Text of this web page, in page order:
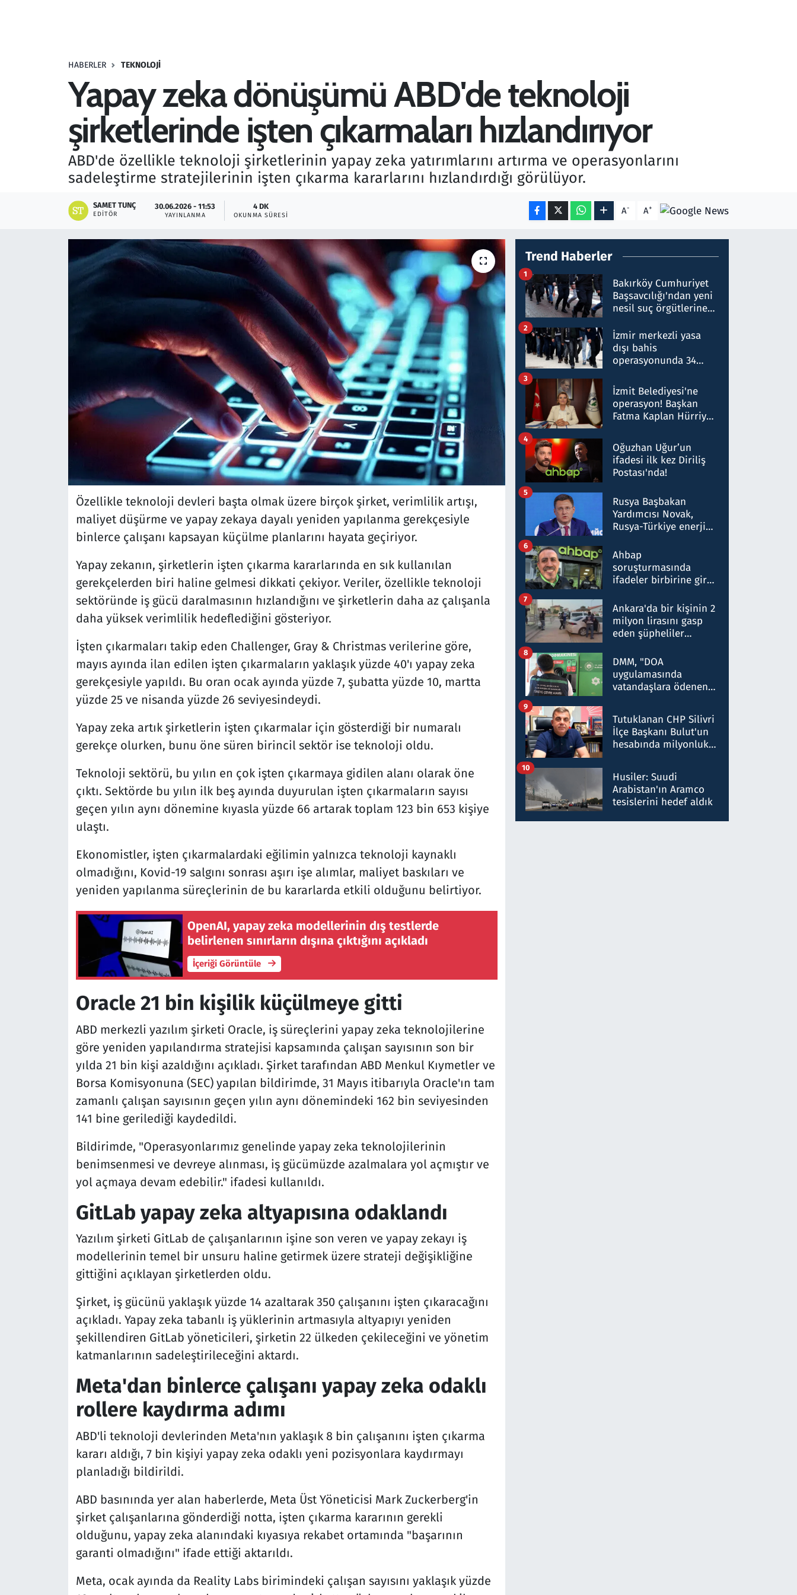
HABERLER TEKNOLOJI
Yapay zeka dönüşümü ABD'de teknoloji
şirketlerinde işten çıkarmaları hızlandırıyor
ABD'de özellikle teknoloji şirketlerinin yapay zeka yatırımlarını artırma ve operasyonlarını
sadeleştirme stratejilerinin işten çıkarma kararlarını hızlandırdığı görülüyor.
SAMET TUNÇ
EDITÖR
30.06.2026 - 11:53
YAYINLANMA
4 DK
OKUNMA SÜRESI A- A+
Özellikle teknoloji devleri başta olmak üzere birçok şirket, verimlilik artışı,
maliyet düşürme ve yapay zekaya dayalı yeniden yapılanma gerekçesiyle
binlerce çalışanı kapsayan küçülme planlarını hayata geçiriyor.
Yapay zekanın, şirketlerin işten çıkarma kararlarında en sık kullanılan
gerekçelerden biri haline gelmesi dikkati çekiyor. Veriler, özellikle teknoloji
sektöründe iş gücü daralmasının hızlandığını ve şirketlerin daha az çalışanla
daha yüksek verimlilik hedeflediğini gösteriyor.
İşten çıkarmaları takip eden Challenger, Gray & Christmas verilerine göre,
mayıs ayında ilan edilen işten çıkarmaların yaklaşık yüzde 40'ı yapay zeka
gerekçesiyle yapıldı. Bu oran ocak ayında yüzde 7, şubatta yüzde 10, martta
yüzde 25 ve nisanda yüzde 26 seviyesindeydi.
Yapay zeka artık şirketlerin işten çıkarmalar için gösterdiği bir numaralı
gerekçe olurken, bunu öne süren birincil sektör ise teknoloji oldu.
Teknoloji sektörü, bu yılın en çok işten çıkarmaya gidilen alanı olarak öne
çıktı. Sektörde bu yılın ilk beş ayında duyurulan işten çıkarmaların sayısı
geçen yılın aynı dönemine kıyasla yüzde 66 artarak toplam 123 bin 653 kişiye
ulaştı.
Ekonomistler, işten çıkarmalardaki eğilimin yalnızca teknoloji kaynaklı
olmadığını, Kovid-19 salgını sonrası aşırı işe alımlar, maliyet baskıları ve
yeniden yapılanma süreçlerinin de bu kararlarda etkili olduğunu belirtiyor.
OpenAI, yapay zeka modellerinin dış testlerde
belirlenen sınırların dışına çıktığını açıkladı
İçeriği Görüntüle
Oracle 21 bin kişilik küçülmeye gitti
ABD merkezli yazılım şirketi Oracle, iş süreçlerini yapay zeka teknolojilerine
göre yeniden yapılandırma stratejisi kapsamında çalışan sayısının son bir
yılda 21 bin kişi azaldığını açıkladı. Şirket tarafından ABD Menkul Kıymetler ve
Borsa Komisyonuna (SEC) yapılan bildirimde, 31 Mayıs itibarıyla Oracle'ın tam
zamanlı çalışan sayısının geçen yılın aynı dönemindeki 162 bin seviyesinden
141 bine gerilediği kaydedildi.
Bildirimde, "Operasyonlarımız genelinde yapay zeka teknolojilerinin
benimsenmesi ve devreye alınması, iş gücümüzde azalmalara yol açmıştır ve
yol açmaya devam edebilir." ifadesi kullanıldı.
GitLab yapay zeka altyapısına odaklandı
Yazılım şirketi GitLab de çalışanlarının işine son veren ve yapay zekayı iş
modellerinin temel bir unsuru haline getirmek üzere strateji değişikliğine
gittiğini açıklayan şirketlerden oldu.
Şirket, iş gücünü yaklaşık yüzde 14 azaltarak 350 çalışanını işten çıkaracağını
açıkladı. Yapay zeka tabanlı iş yüklerinin artmasıyla altyapıyı yeniden
şekillendiren GitLab yöneticileri, şirketin 22 ülkeden çekileceğini ve yönetim
katmanlarının sadeleştirileceğini aktardı.
Meta'dan binlerce çalışanı yapay zeka odaklı
rollere kaydırma adımı
ABD'li teknoloji devlerinden Meta'nın yaklaşık 8 bin çalışanını işten çıkarma
kararı aldığı, 7 bin kişiyi yapay zeka odaklı yeni pozisyonlara kaydırmayı
planladığı bildirildi.
ABD basınında yer alan haberlerde, Meta Üst Yöneticisi Mark Zuckerberg'in
şirket çalışanlarına gönderdiği notta, işten çıkarma kararının gerekli
olduğunu, yapay zeka alanındaki kıyasıya rekabet ortamında "başarının
garanti olmadığını" ifade ettiği aktarıldı.
Meta, ocak ayında da Reality Labs birimindeki çalışan sayısını yaklaşık yüzde
Trend Haberler
Bakırköy Cumhuriyet
Başsavcılığı'ndan yeni
nesil suç örgütlerine
hakkında gözaltı kararı
1
İzmir merkezli yasa
dışı bahis
operasyonunda 34
Milyar liralık para
trafiği tespit edildi
2
İzmit Belediyesi'ne
operasyon! Başkan
Fatma Kaplan Hürriyet
3
Oğuzhan Uğur’un
ifadesi ilk kez Diriliş
Postası'nda!
4
Rusya Başbakan
Yardımcısı Novak,
Rusya-Türkiye enerji
nitelikte olduğunu
belirtti
5
Ahbap
soruşturmasında
ifadeler birbirine girdi:
ifadelerinden ortaya
çıkan tablo şok etti
6
Ankara'da bir kişinin 2
milyon lirasını gasp
eden şüpheliler
7
DMM, "DOA
uygulamasında
vatandaşlara ödenen
düşürüldüğü" iddiasını
yalanladı
8
Tutuklanan CHP Silivri
İlçe Başkanı Bulut'un
hesabında milyonluk
talimat verdi, ben
gönderdim
9
Husiler: Suudi
Arabistan'ın Aramco
tesislerini hedef aldık
10
Savunma Sanayi
Seçim 2023
Teknoloji ve Bilim
Televizyon